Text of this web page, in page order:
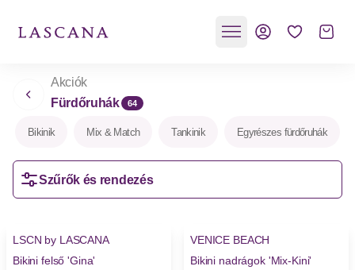
Akciók
Fürdőruhák
64
Bikinik Mix & Match Tankinik Egyrészes fürdőruhák
Szűrők és rendezés
LSCN by LASCANA
Bikini felső 'Gina'
VENICE BEACH
Bikini nadrágok 'Mix-Kini'